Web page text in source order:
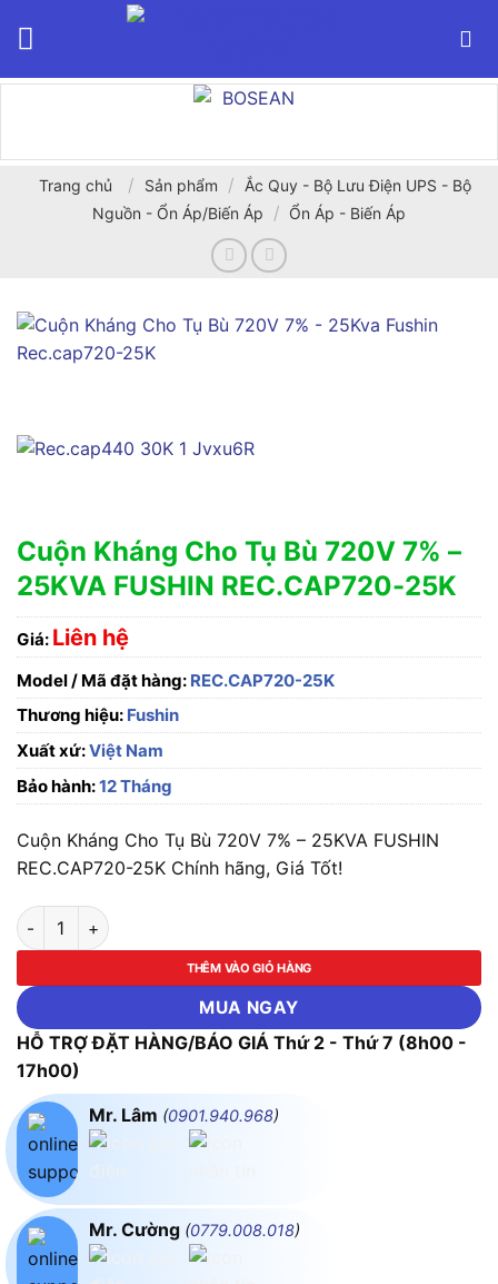
Trang chủ / Sản phẩm /
Ắc Quy - Bộ Lưu Điện UPS - Bộ
Nguồn - Ổn Áp/Biến Áp
/ Ổn Áp - Biến Áp
Cuộn Kháng Cho Tụ Bù 720V 7% –
25KVA FUSHIN REC.CAP720-25K
Giá: Liên hệ
Model / Mã đặt hàng: REC.CAP720-25K
Thương hiệu: Fushin
Xuất xứ:Việt Nam
Bảo hành:12 Tháng
Cuộn Kháng Cho Tụ Bù 720V 7% – 25KVA FUSHIN
REC.CAP720-25K Chính hãng, Giá Tốt!
Cuộn Kháng Cho Tụ Bù 720V 7% - 25KVA FUSHIN
THÊM VÀO GIỎ HÀNG
MUA NGAY
HỖ TRỢ ĐẶT HÀNG/BÁO GIÁ Thứ 2 - Thứ 7 (8h00 -
17h00)
Mr. Lâm (0901.940.968)
Mr. Cường (0779.008.018)